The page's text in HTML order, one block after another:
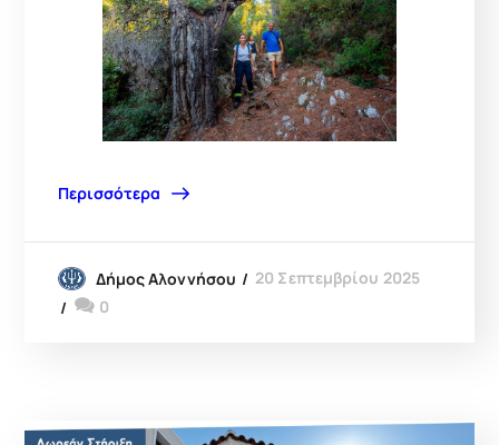
Περισσότερα
Δήμος Αλοννήσου
20 Σεπτεμβρίου 2025
0